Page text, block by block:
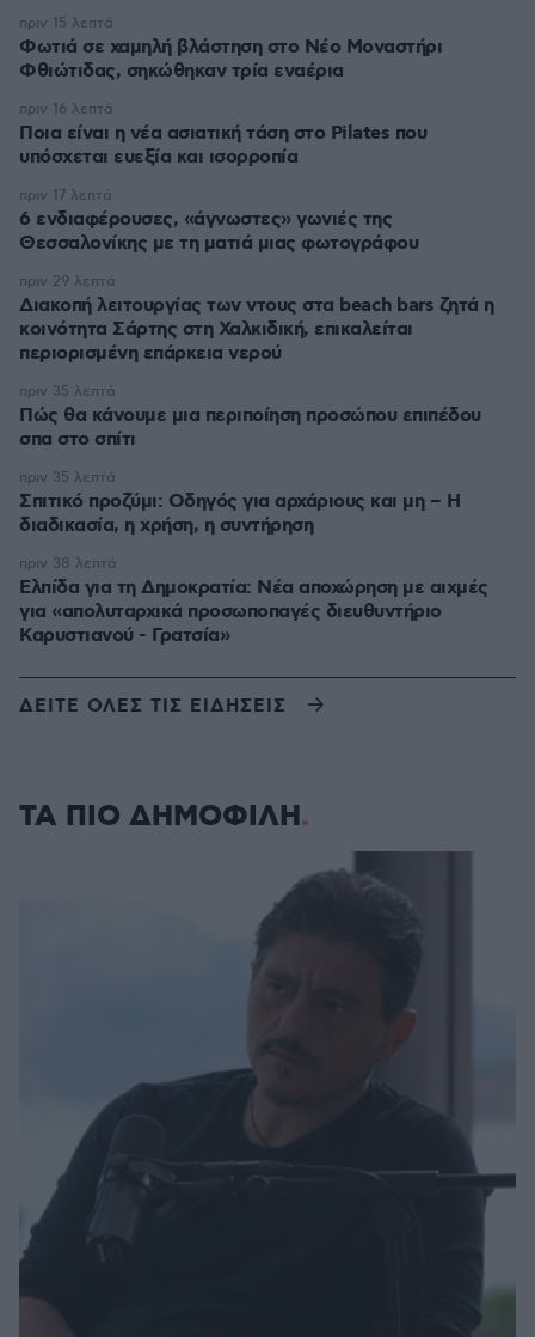
Φωτιά σε χαμηλή βλάστηση στο Νέο Μοναστήρι
Φθιώτιδας, σηκώθηκαν τρία εναέρια
πριν 15 λεπτά
Ποια είναι η νέα ασιατική τάση στο Pilates που
υπόσχεται ευεξία και ισορροπία
πριν 16 λεπτά
6 ενδιαφέρουσες, «άγνωστες» γωνιές της
Θεσσαλονίκης με τη ματιά μιας φωτογράφου
πριν 17 λεπτά
Διακοπή λειτουργίας των ντους στα beach bars ζητά η
κοινότητα Σάρτης στη Χαλκιδική, επικαλείται
περιορισμένη επάρκεια νερού
πριν 29 λεπτά
Πώς θα κάνουμε μια περιποίηση προσώπου επιπέδου
σπα στο σπίτι
πριν 35 λεπτά
Σπιτικό προζύμι: Οδηγός για αρχάριους και μη – Η
διαδικασία, η χρήση, η συντήρηση
πριν 35 λεπτά
Ελπίδα για τη Δημοκρατία: Νέα αποχώρηση με αιχμές
για «απολυταρχικά προσωποπαγές διευθυντήριο
Καρυστιανού - Γρατσία»
πριν 38 λεπτά
ΔΕΙΤΕ ΟΛΕΣ ΤΙΣ ΕΙΔΗΣΕΙΣ
ΤΑ ΠΙΟ ΔΗΜΟΦΙΛΗ